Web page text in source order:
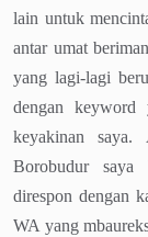
lain untuk
antar umat
yang lagi-lagi
dengan keyword
keyakinan
Borobudur saya
direspon dengan
WA yang